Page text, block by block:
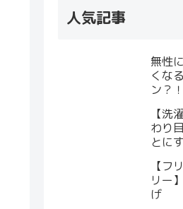
人気記事
無性
くな
ン？！
【洗
わり
とに
【フ
リー
げ